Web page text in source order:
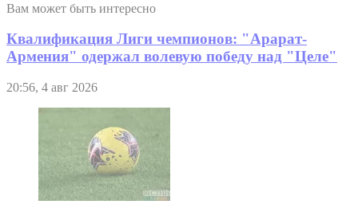
Вам может быть интересно
Квалификация Лиги чемпионов: "Арарат-
Армения" одержал волевую победу над "Целе"
20:56, 4 авг 2026